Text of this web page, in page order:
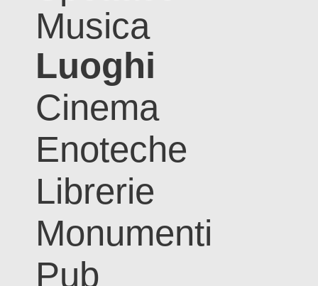
Musica
Luoghi
Cinema
Enoteche
Librerie
Monumenti
Pub